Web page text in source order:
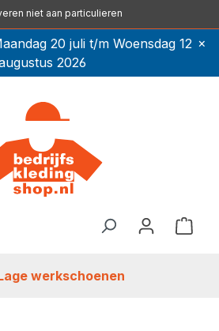
niet aan particulieren
20 juli t/m Woensdag 12
2026
×
werkschoenen